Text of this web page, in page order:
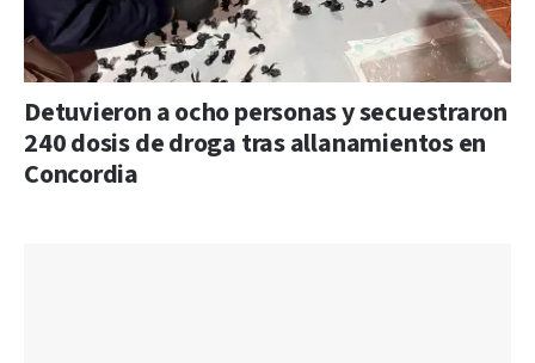
Detuvieron a ocho personas y secuestraron
240 dosis de droga tras allanamientos en
Concordia